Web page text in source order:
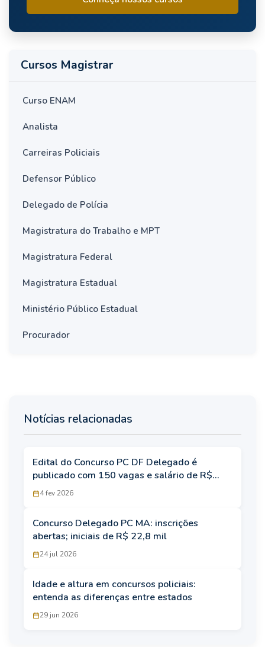
Cursos Magistrar
Curso ENAM
Analista
Carreiras Policiais
Defensor Público
Delegado de Polícia
Magistratura do Trabalho e MPT
Magistratura Federal
Magistratura Estadual
Ministério Público Estadual
Procurador
Notícias relacionadas
Edital do Concurso PC DF Delegado é
publicado com 150 vagas e salário de R$
26,6 mil
4 fev 2026
Concurso Delegado PC MA: inscrições
abertas; iniciais de R$ 22,8 mil
24 jul 2026
Idade e altura em concursos policiais:
entenda as diferenças entre estados
29 jun 2026